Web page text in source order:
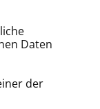
Daten
der